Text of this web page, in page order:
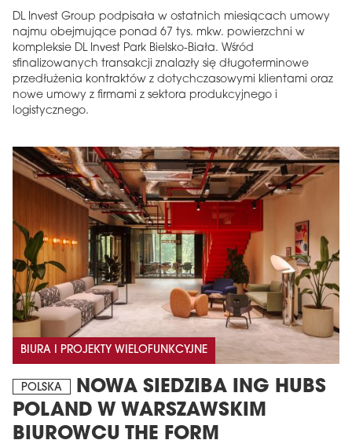
DL Invest Group podpisała w ostatnich miesiącach umowy
najmu obejmujące ponad 67 tys. mkw. powierzchni w
kompleksie DL Invest Park Bielsko-Biała. Wśród
sfinalizowanych transakcji znalazły się długoterminowe
przedłużenia kontraktów z dotychczasowymi klientami oraz
nowe umowy z firmami z sektora produkcyjnego i
logistycznego.
BIURA I PROJEKTY WIELOFUNKCYJNE
POLSKA
NOWA SIEDZIBA ING HUBS
POLAND W WARSZAWSKIM
BIUROWCU THE FORM